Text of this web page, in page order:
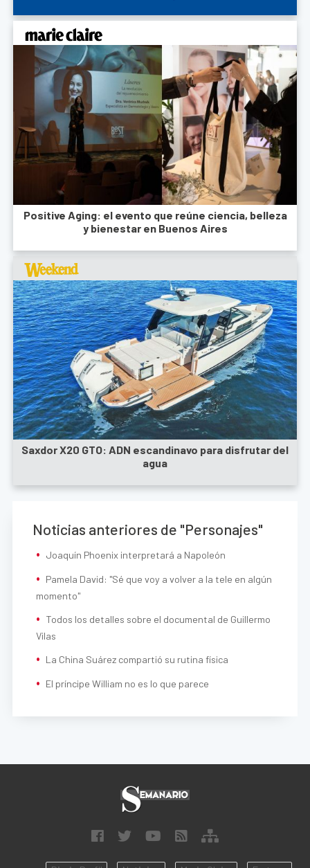
Positive Aging: el evento que reúne ciencia, belleza
y bienestar en Buenos Aires
Saxdor X20 GTO: ADN escandinavo para disfrutar del
agua
Noticias anteriores de "Personajes"
Joaquín Phoenix interpretará a Napoleón
Pamela David: "Sé que voy a volver a la tele en algún
momento"
Todos los detalles sobre el documental de Guillermo
Vilas
La China Suárez compartió su rutina física
El príncipe William no es lo que parece